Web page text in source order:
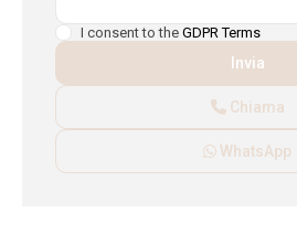
I consent to the GDPR Terms
Chiama
WhatsApp